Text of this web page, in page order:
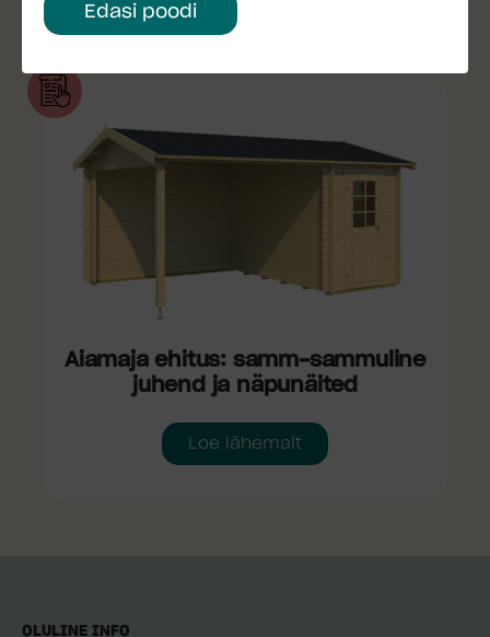
Edasi poodiLoe lähemalt
Aiamaja ehitus: samm-sammuline
juhend ja näpunäited
Loe lähemalt
OLULINE INFO